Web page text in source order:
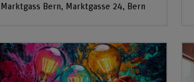
Marktgass Bern, Marktgasse 24, Bern